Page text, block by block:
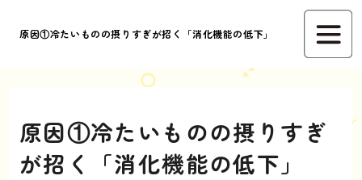
原因①冷たいものの摂りすぎが招く「消化機能の低下」
原因①冷たいものの摂りすぎ
が招く「消化機能の低下」